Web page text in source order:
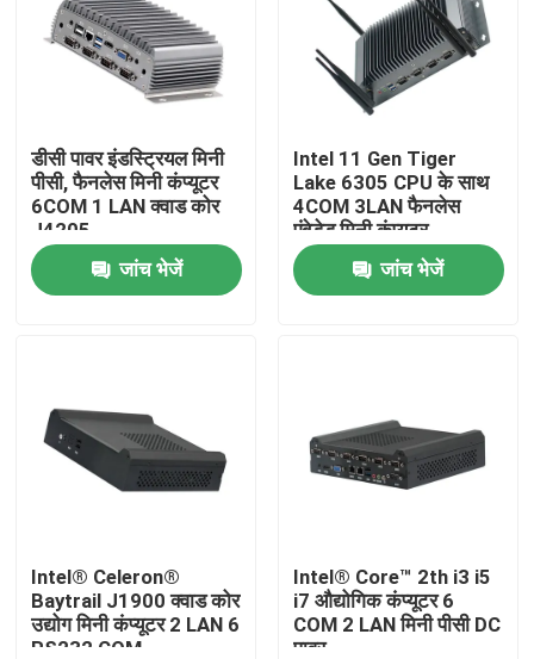
उत्पाद
फैक्टरी यात्रा
गुणवत्ता नियंत्रण
एक बोली का अनुरोध
औद्योगिक मिनी पीसी
औद्योगिक पैनल पीसी
बीहड़ टैबलेट पीसी
डीसी पावर इंडस्ट्रियल मिनी
पीसी, फैनलेस मिनी कंप्यूटर
6COM 1 LAN क्वाड कोर
J4205
जांच भेजें
Intel 11 Gen Tiger
Lake 6305 CPU के साथ
4COM 3LAN फैनलेस
एंबेडेड मिनी कंप्यूटर
जांच भेजें
Intel® Celeron®
Baytrail J1900 क्वाड कोर
उद्योग मिनी कंप्यूटर 2 LAN 6
RS232 COM
Intel® Core™ 2th i3 i5
i7 औद्योगिक कंप्यूटर 6
COM 2 LAN मिनी पीसी DC
पावर